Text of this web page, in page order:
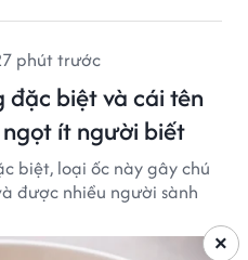
phút trước
đặc biệt và cái tên
ít người biết
biệt, loại ốc này gây chú
được nhiều người sành
×